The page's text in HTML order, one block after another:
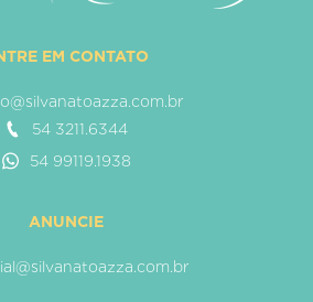
EM CONTATO
54 3211.6344
54 99119.1938
ANUNCIE